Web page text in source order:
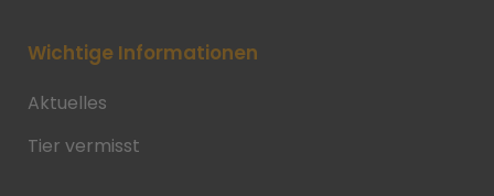
Wichtige Informationen
Aktuelles
Tier vermisst